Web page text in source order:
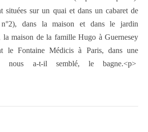
situées sur un quai et dans un cabaret de
n°2), dans la maison et dans le jardin
la maison de la famille Hugo à Guernesey
le Fontaine Médicis à Paris, dans une
nous a-t-il semblé, le bagne.<p>